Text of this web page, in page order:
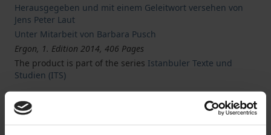
Herausgegeben und mit einem Geleitwort versehen von
Jens Peter Laut
Unter Mitarbeit von Barbara Pusch
Ergon, 1. Edition 2014, 406 Pages
The product is part of the series Istanbuler Texte und
Studien (ITS)
Literatur und Gesellschaft
Book
€85.00